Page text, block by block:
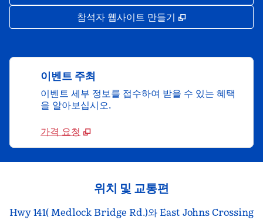
참석자 웹사이트 만들기 ,
이벤트 주최
이벤트 세부 정보를 접수하여 받을 수 있는 혜택
을 알아보십시오.
가격 요청
위치 및 교통편
Hwy 141( Medlock Bridge Rd.)와 East Johns Crossing